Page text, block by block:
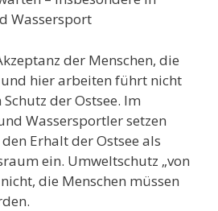
Wassersport
der Menschen, die
hier arbeiten führt nicht
der Ostsee. Im
Wassersportler setzen
Erhalt der Ostsee als
ein. Umweltschutz „von
die Menschen müssen